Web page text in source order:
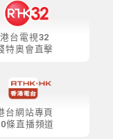
港台電視32
特奧會直擊
台網站專頁
條直播頻道